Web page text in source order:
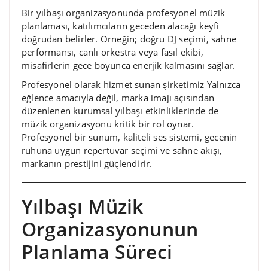
Bir yılbaşı organizasyonunda profesyonel müzik
planlaması, katılımcıların geceden alacağı keyfi
doğrudan belirler. Örneğin; doğru DJ seçimi, sahne
performansı, canlı orkestra veya fasıl ekibi,
misafirlerin gece boyunca enerjik kalmasını sağlar.
Profesyonel olarak hizmet sunan şirketimiz Yalnızca
eğlence amacıyla değil, marka imajı açısından
düzenlenen kurumsal yılbaşı etkinliklerinde de
müzik organizasyonu kritik bir rol oynar.
Profesyonel bir sunum, kaliteli ses sistemi, gecenin
ruhuna uygun repertuvar seçimi ve sahne akışı,
markanın prestijini güçlendirir.
Yılbaşı Müzik
Organizasyonunun
Planlama Süreci